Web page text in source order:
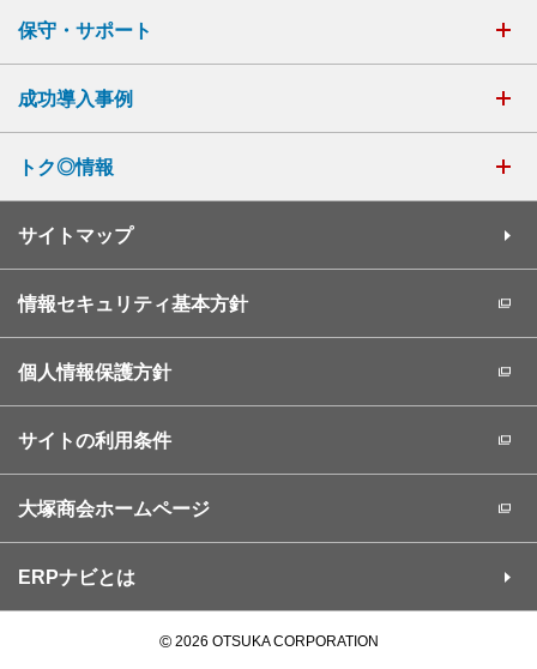
保守・サポート
成功導入事例
トク◎情報
サイトマップ
情報セキュリティ基本方針
個人情報保護方針
サイトの利用条件
大塚商会ホームページ
ERPナビとは
©2026 OTSUKA CORPORATION